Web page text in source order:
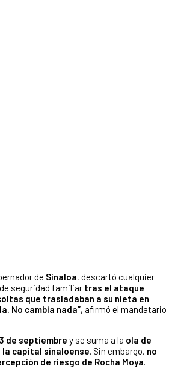
de Sinaloa, descartó cualquier
seguridad familiar tras el ataque
que trasladaban a su nieta en
No cambia nada”, afirmó el mandatario
de septiembre y se suma a la ola de
capital sinaloense. Sin embargo, no
de riesgo de Rocha Moya.